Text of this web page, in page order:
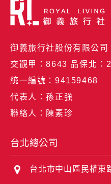
御義旅行社股份有限公司
交觀甲：8643 品保北：
統一編號：94159468
代表人：孫正強
聯絡人：陳素珍
台北總公司
台北市中山區民權東